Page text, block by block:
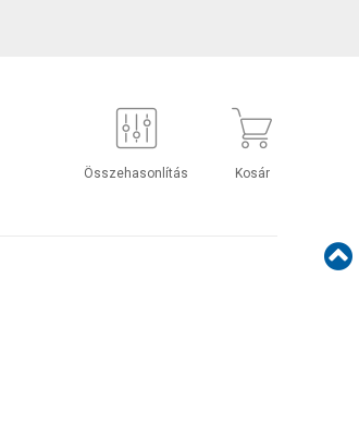
Összehasonlítás Kosár